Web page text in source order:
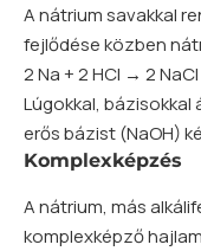
A nátrium savakkal
fejlődése közben
2 Na + 2 HCl → 2 NaCl
Lúgokkal, bázisokkal
erős bázist (NaOH)
Komplexképzés
A nátrium, más
komplexképző